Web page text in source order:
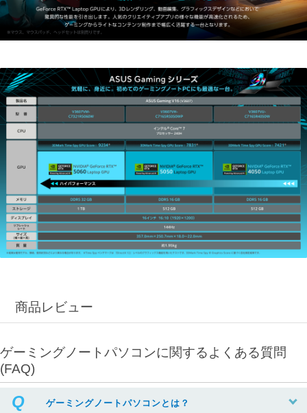
商品レビュー
ゲーミングノートパソコンに関するよくある質問
(FAQ)
ゲーミングノートパソコンとは？